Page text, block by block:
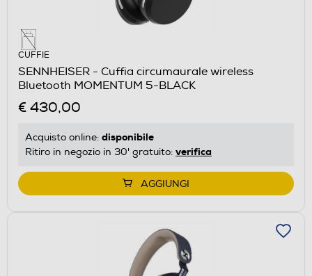
CUFFIE
SENNHEISER - Cuffia circumaurale wireless
Bluetooth MOMENTUM 5-BLACK
€ 430,00
Acquisto online: disponibile
Ritiro in negozio in 30' gratuito: verifica
AGGIUNGI